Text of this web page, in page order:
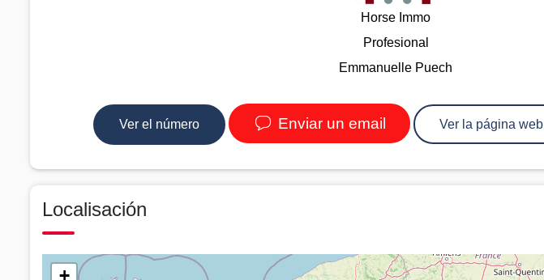
Horse Immo
Profesional
Emmanuelle Puech
Ver el número Enviar un email Ver la página web
Localisación
+